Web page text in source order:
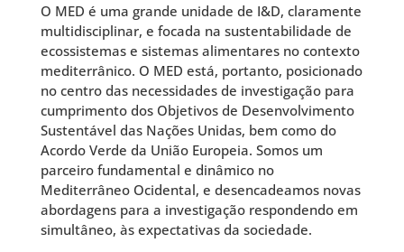
O MED é uma grande unidade de I&D, claramente
multidisciplinar, e focada na sustentabilidade de
ecossistemas e sistemas alimentares no contexto
mediterrânico. O MED está, portanto, posicionado
no centro das necessidades de investigação para
cumprimento dos Objetivos de Desenvolvimento
Sustentável das Nações Unidas, bem como do
Acordo Verde da União Europeia. Somos um
parceiro fundamental e dinâmico no
Mediterrâneo Ocidental, e desencadeamos novas
abordagens para a investigação respondendo em
simultâneo, às expectativas da sociedade.